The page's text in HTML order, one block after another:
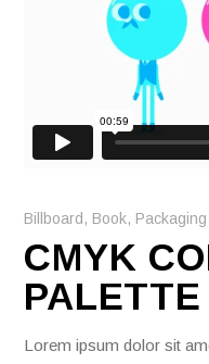
Billboard , Book, Packaging
CMYK
PALETTE
Lorem ipsum dolor sit